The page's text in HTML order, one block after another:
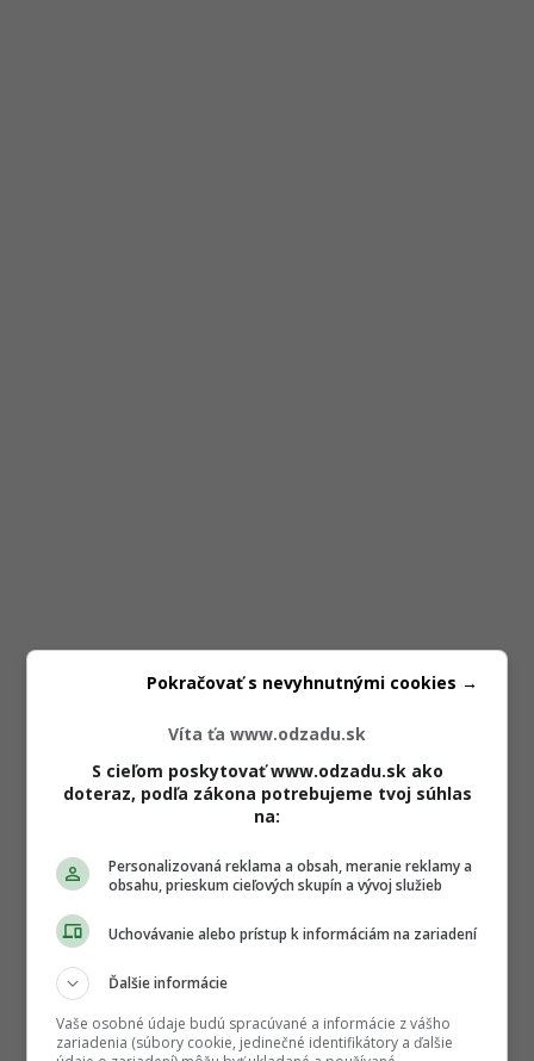
Víta ťa www.odzadu.sk
S cieľom poskytovať www.odzadu.sk ako
doteraz, podľa zákona potrebujeme tvoj súhlas
na:
Personalizovaná reklama a obsah, meranie reklamy a
obsahu, prieskum cieľových skupín a vývoj služieb
Uchovávanie alebo prístup k informáciám na zariadení
Ďalšie informácie
Vaše osobné údaje budú spracúvané a informácie z vášho
zariadenia (súbory cookie, jedinečné identifikátory a ďalšie
Pokračovať s nevyhnutnými cookies →